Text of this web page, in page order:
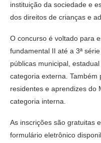
instituição da sociedade e
dos direitos de crianças e
O concurso é voltado para
fundamental II até a 3ª
públicas municipal,
categoria externa. Também
residentes e aprendizes do
categoria interna.
As inscrições são gratuitas
formulário eletrônico